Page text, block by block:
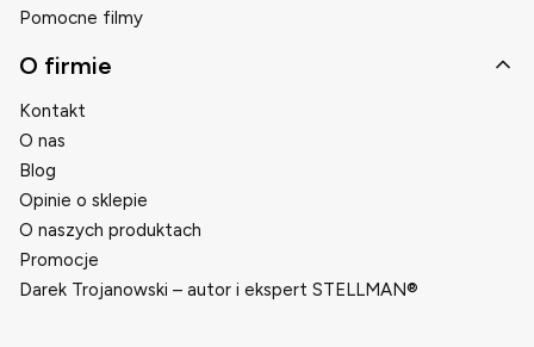
Pomocne filmy
O firmie
Kontakt
O nas
Blog
Opinie o sklepie
O naszych produktach
Promocje
Darek Trojanowski – autor i ekspert STELLMAN®